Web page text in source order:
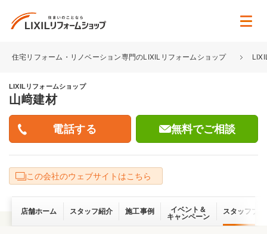
住宅リフォーム・リノベーション専門のLIXILリフォームショップ
LIXILリフォームショップ
山﨑建材
無料でご相談
この会社のウェブサイトはこちら
店舗ホーム スタッフ紹介 施工事例
イベント＆
キャンペーン
スタッフブ